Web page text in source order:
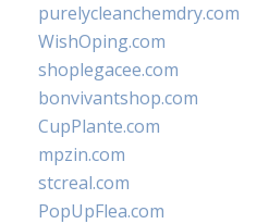
purelycleanchemdry.com
WishOping.com
shoplegacee.com
bonvivantshop.com
CupPlante.com
mpzin.com
stcreal.com
PopUpFlea.com